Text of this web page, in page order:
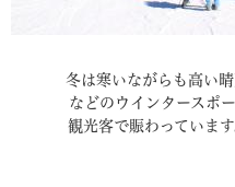
冬は寒いながらも高い
などのウインタースポ
観光客で